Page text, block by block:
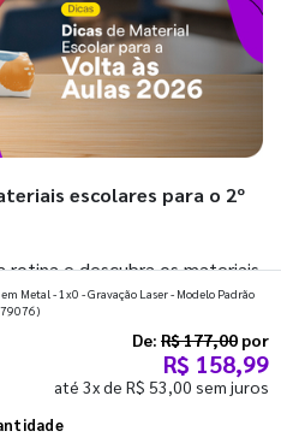
escolares para o 2º
rotina e descubra os materiais
começar o segundo
Metal - 1x0 - Gravação Laser - Modelo Padrão
De: R$ 177,00 por
R$ 158,99
até 3x de R$ 53,00 sem juros